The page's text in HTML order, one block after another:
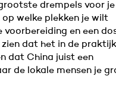
drempels voor je
welke plekken je wilt
voorbereiding en een
zien dat het in de praktijk
dat China juist een
de lokale mensen je